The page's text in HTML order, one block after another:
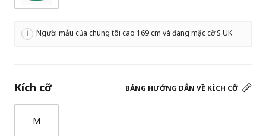
Người mẫu của chúng tôi cao 169 cm và đang mặc cỡ S UK
BẢNG HƯỚNG DẪN VỀ KÍCH CỠ
Kích cỡ
M